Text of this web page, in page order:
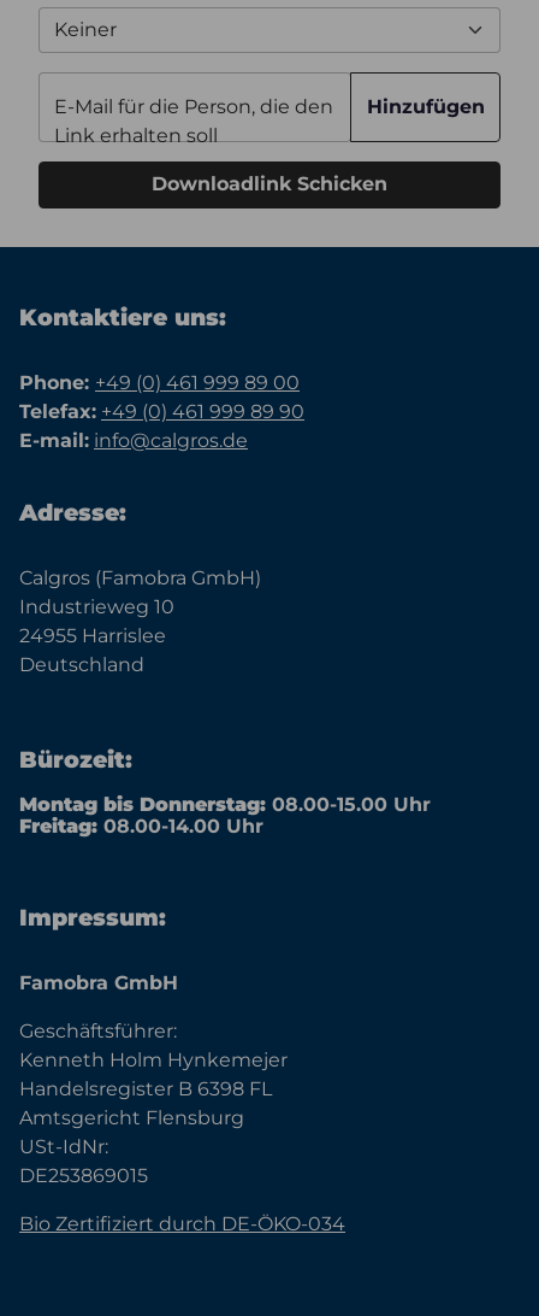
Keiner
E-Mail für die Person, die den
Link erhalten soll
Hinzufügen
Downloadlink Schicken
Kontaktiere uns:
Phone: +49 (0) 461 999 89 00
Telefax: +49 (0) 461 999 89 90
E-mail: info@calgros.de
Adresse:
Calgros (Famobra GmbH)
Industrieweg 10
24955 Harrislee
Deutschland
Bürozeit:
Montag bis Donnerstag: 08.00-15.00 Uhr
Freitag: 08.00-14.00 Uhr
Impressum:
Famobra GmbH
Geschäftsführer:
Kenneth Holm Hynkemejer
Handelsregister B 6398 FL
Amtsgericht Flensburg
USt-IdNr:
DE253869015
Bio Zertifiziert durch DE-ÖKO-034